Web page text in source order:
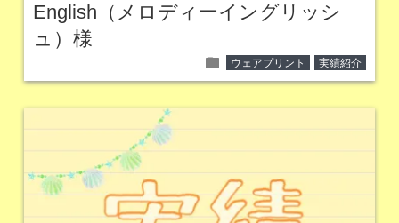
English（メロディーイングリッシ
ュ）様
folder ウェアプリント 実績紹介